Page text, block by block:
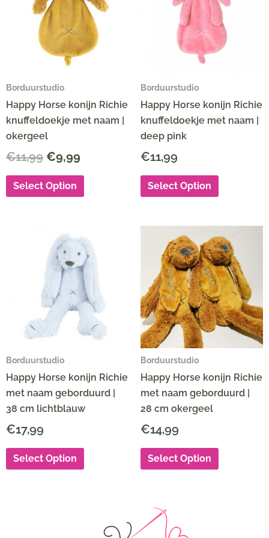
Borduurstudio
Happy Horse konijn Richie
knuffeldoekje met naam |
okergeel
€11,99
€11,99.
€9,99
€9,99.
Select Option
Borduurstudio
Happy Horse konijn Richie
knuffeldoekje met naam |
deep pink
€11,99
Select Option
Borduurstudio
Happy Horse konijn Richie
met naam geborduurd |
38 cm lichtblauw
€17,99
Select Option
Borduurstudio
Happy Horse konijn Richie
met naam geborduurd |
28 cm okergeel
€14,99
Select Option